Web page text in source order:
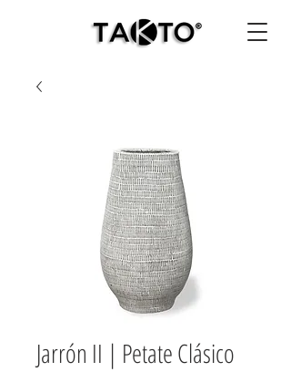
Jarrón II | Petate Clásico